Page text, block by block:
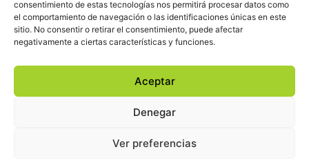
consentimiento de estas tecnologías nos permitirá procesar datos como
el comportamiento de navegación o las identificaciones únicas en este
sitio. No consentir o retirar el consentimiento, puede afectar
negativamente a ciertas características y funciones.
Aceptar
Denegar
Ver preferencias